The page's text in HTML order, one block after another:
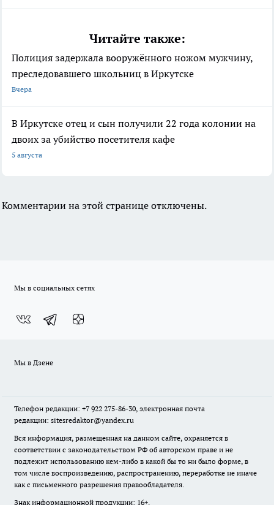
Читайте также:
Полиция задержала вооружённого ножом мужчину,
преследовавшего школьниц в Иркутске
Вчера
В Иркутске отец и сын получили 22 года колонии на
двоих за убийство посетителя кафе
5 августа
Комментарии на этой странице отключены.
Мы в социальных сетях
Мы в Дзене
Телефон редакции: +7 922 275-86-30, электронная почта
редакции: sitesredaktor@yandex.ru
Вся информация, размещенная на данном сайте, охраняется в
соответствии с законодательством РФ об авторском праве и не
подлежит использованию кем-либо в какой бы то ни было форме, в
том числе воспроизведению, распространению, переработке не иначе
как с письменного разрешения правообладателя.
Знак информационной продукции: 16+.